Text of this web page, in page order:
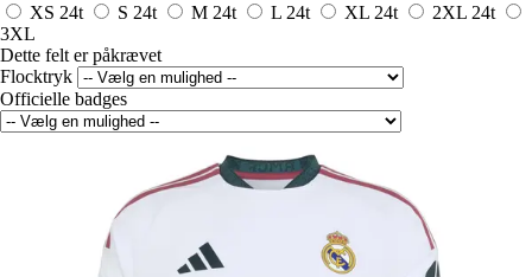
XS 24t S 24t M 24t L 24t XL 24t 2XL 24t
3XL
Dette felt er påkrævet
Flocktryk
Officielle badges